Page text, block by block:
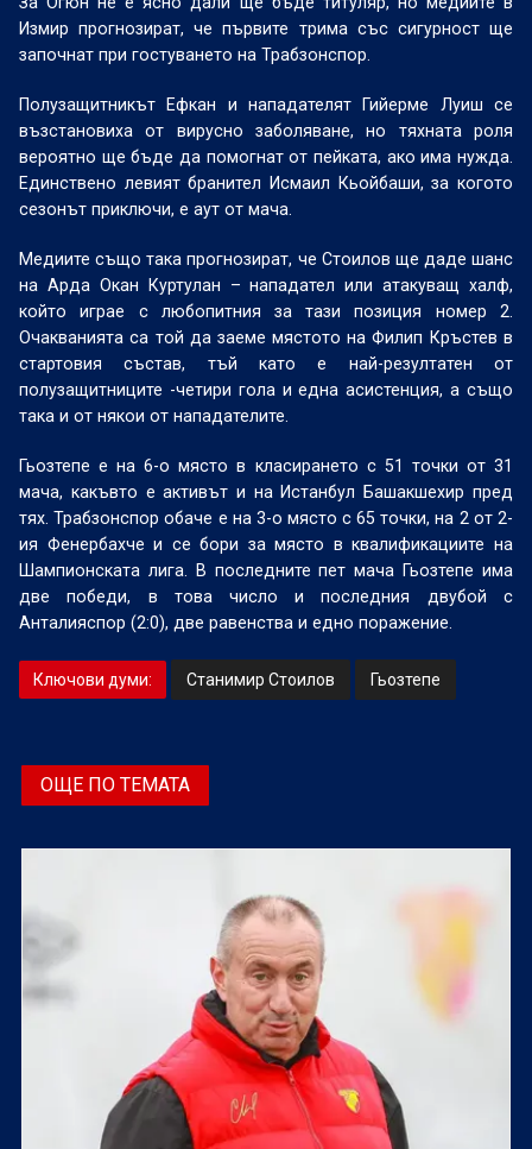
Измир прогнозират, че първите трима със сигурност ще
започнат при гостуването на Трабзонспор.
Полузащитникът Ефкан и нападателят Гийерме Луиш се
възстановиха от вирусно заболяване, но тяхната роля
вероятно ще бъде да помогнат от пейката, ако има нужда.
Единствено левият бранител Исмаил Кьойбаши, за когото
сезонът приключи, е аут от мача.
Медиите също така прогнозират, че Стоилов ще даде шанс
на Арда Окан Куртулан – нападател или атакуващ халф,
който играе с любопитния за тази позиция номер 2.
Очакванията са той да заеме мястото на Филип Кръстев в
стартовия състав, тъй като е най-резултатен от
полузащитниците -четири гола и една асистенция, а също
така и от някои от нападателите.
Гьозтепе е на 6-о място в класирането с 51 точки от 31
мача, какъвто е активът и на Истанбул Башакшехир пред
тях. Трабзонспор обаче е на 3-о място с 65 точки, на 2 от 2-
ия Фенербахче и се бори за място в квалификациите на
Шампионската лига. В последните пет мача Гьозтепе има
две победи, в това число и последния двубой с
Анталияспор (2:0), две равенства и едно поражение.
Ключови думи: Станимир Стоилов Гьозтепе
ОЩЕ ПО ТЕМАТА